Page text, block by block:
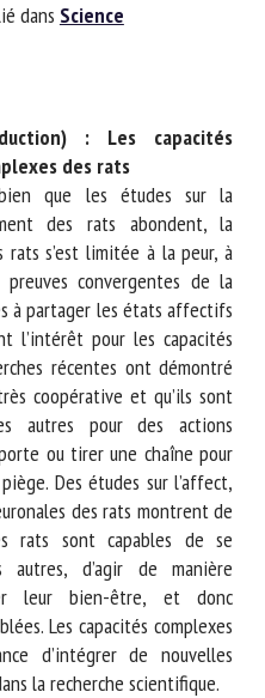
dans Science
: Les capacités
des rats
que les études sur la
des rats abondent, la
s’est limitée à la peur, à
convergentes de la
à partager les états
suscitant l’intérêt pour les
recherches récentes ont
espèce très coopérative et
des autres pour des
une porte ou tirer une
pris au piège. Des
les fonctions neuronales
que les rats
les besoins des autres,
pour améliorer leur bien-
d’aide ciblées. Les
soulignent l’importance
du bien-être des rats dans
pour vous inscrire à
j'accepte que les
dans le cadre de la